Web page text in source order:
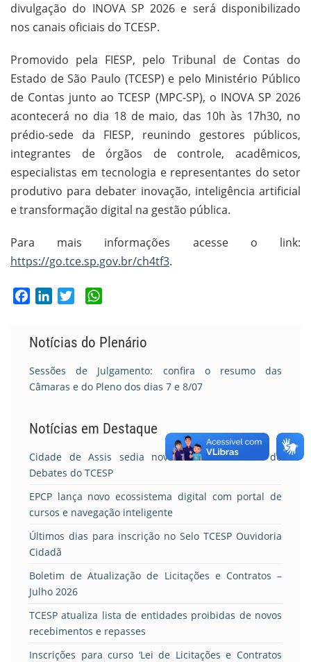
divulgação do INOVA SP 2026 e será disponibilizado
nos canais oficiais do TCESP.
Promovido pela FIESP, pelo Tribunal de Contas do
Estado de São Paulo (TCESP) e pelo Ministério Público
de Contas junto ao TCESP (MPC-SP), o INOVA SP 2026
acontecerá no dia 18 de maio, das 10h às 17h30, no
prédio-sede da FIESP, reunindo gestores públicos,
integrantes de órgãos de controle, acadêmicos,
especialistas em tecnologia e representantes do setor
produtivo para debater inovação, inteligência artificial
e transformação digital na gestão pública.
Para mais informações acesse o link:
https://go.tce.sp.gov.br/ch4tf3.
FacebookLinkedIn
Twitter
Notícias do Plenário
Sessões de Julgamento: confira o resumo das
Câmaras e do Pleno dos dias 7 e 8/07
Notícias em Destaque
Cidade de Assis sedia nova rodada do Ciclo de
Debates do TCESP
EPCP lança novo ecossistema digital com portal de
cursos e navegação inteligente
Últimos dias para inscrição no Selo TCESP Ouvidoria
Cidadã
Boletim de Atualização de Licitações e Contratos –
Julho 2026
TCESP atualiza lista de entidades proibidas de novos
recebimentos e repasses
Inscrições para curso ‘Lei de Licitações e Contratos